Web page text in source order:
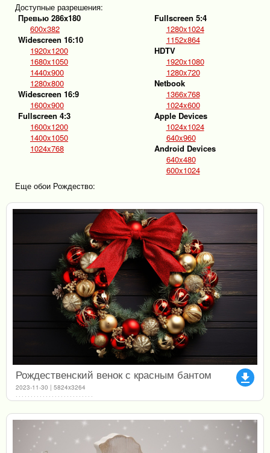
Доступные разрешения:
Превью 286x180
600x382
Widescreen 16:10
1920x1200
1680x1050
1440x900
1280x800
Widescreen 16:9
1600x900
Fullscreen 4:3
1600x1200
1400x1050
1024x768
Fullscreen 5:4
1280x1024
1152x864
HDTV
1920x1080
1280x720
Netbook
1366x768
1024x600
Apple Devices
1024x1024
640x960
Android Devices
640x480
600x1024
Еще обои Рождество:
file_download
Рождественский венок с красным бантом
2023-11-30 | 5824x3264